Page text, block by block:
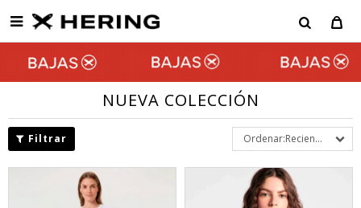

NUEVA COLECCIÓN
Recientes